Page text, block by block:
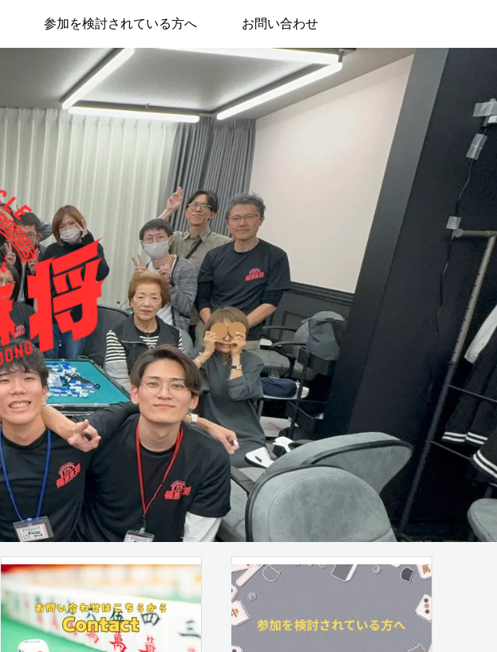
参加を検討されている方へ お問い合わせ